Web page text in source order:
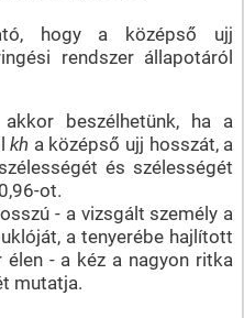
hogy a középső ujj
rendszer állapotáról
beszélhetünk, ha a
kh a középső ujj hosszát, a
és szélességét
ot.
- a vizsgált személy a
a tenyerébe hajlított
élen - a kéz a nagyon ritka
mutatja.